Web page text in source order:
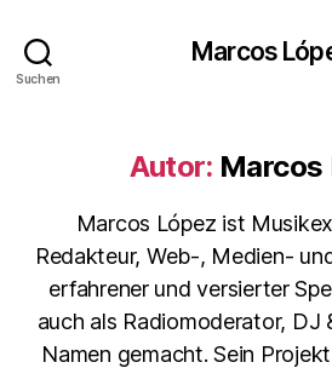
Suchen
Marcos
Autor: Marcos
Marcos López ist
Redakteur, Web-, Medien-
erfahrener und versierter
auch als Radiomoderator, DJ
Namen gemacht. Sein